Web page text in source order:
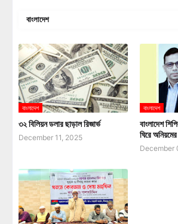
বাংলাদেশ
বাংলাদেশ
৩২ বিলিয়ন ডলার ছাড়াল রিজার্ভ
December 11, 2025
বাংলাদেশ
বাংলাদেশ
ঘিরে
December